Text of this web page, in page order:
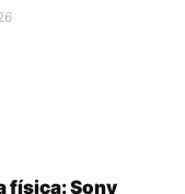
física: Sony